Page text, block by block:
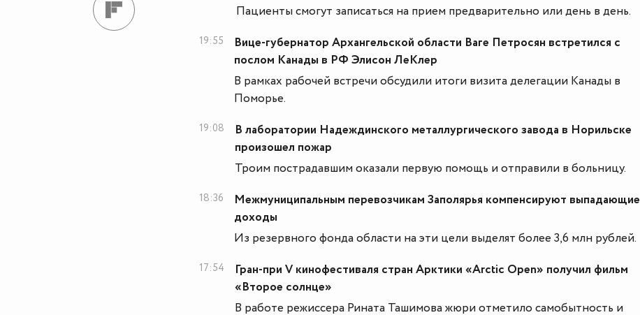
Пациенты смогут записаться на прием предварительно или день в день.
19:55
Вице-губернатор Архангельской области Ваге Петросян встретился с
послом Канады в РФ Элисон ЛеКлер
В рамках рабочей встречи обсудили итоги визита делегации Канады в
Поморье.
19:08
В лаборатории Надеждинского металлургического завода в Норильске
произошел пожар
Троим пострадавшим оказали первую помощь и отправили в больницу.
18:36
Межмуниципальным перевозчикам Заполярья компенсируют выпадающие
доходы
Из резервного фонда области на эти цели выделят более 3,6 млн рублей.
17:54
Гран-при V кинофестиваля стран Арктики «Arctic Open» получил фильм
«Второе солнце»
В работе режиссера Рината Ташимова жюри отметило самобытность и